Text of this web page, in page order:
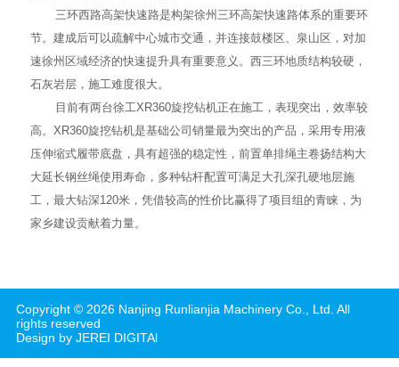
三环西路高架快速路是构架徐州三环高架快速路体系的重要环
节。建成后可以疏解中心城市交通，并连接鼓楼区、泉山区，对加
速徐州区域经济的快速提升具有重要意义。西三环地质结构较硬，
石灰岩层，施工难度很大。
目前有两台徐工XR360旋挖钻机正在施工，表现突出，效率较
高。XR360旋挖钻机是基础公司销量最为突出的产品，采用专用液
压伸缩式履带底盘，具有超强的稳定性，前置单排绳主卷扬结构大
大延长钢丝绳使用寿命，多种钻杆配置可满足大孔深孔硬地层施
工，最大钻深120米，凭借较高的性价比赢得了项目组的青睐，为
家乡建设贡献着力量。
Copyright © 2026 Nanjing Runlianjia Machinery Co., Ltd. All
rights reserved
Design by JEREI DIGITAl